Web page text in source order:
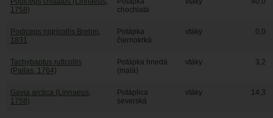
1758)
chochlatá
Podiceps nigricollis Brehm,
1831
Potápka
čiernokrká
vtáky 0,0
Tachybaptus ruficollis
(Pallas, 1764)
Potápka hnedá
(malá)
vtáky 3,2
Gavia arctica (Linnaeus,
1758)
Potáplica
severská
vtáky 14,3